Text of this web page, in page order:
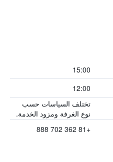
15:00
12:00
تختلف السياسات حسب
نوع الغرفة ومزود الخدمة.
+81 362 702 888